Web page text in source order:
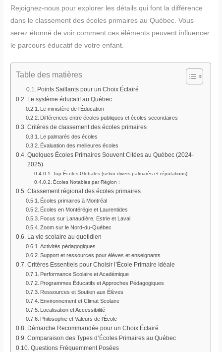
Rejoignez-nous pour explorer les détails qui font la différence
dans le classement des écoles primaires au Québec. Vous
serez étonné de voir comment ces éléments peuvent influencer
le parcours éducatif de votre enfant.
Table des matières
Points Saillants pour un Choix Éclairé
Le système éducatif au Québec
Le ministère de l’Éducation
Différences entre écoles publiques et écoles secondaires
Critères de classement des écoles primaires
Le palmarès des écoles
Évaluation des meilleures écoles
Quelques Écoles Primaires Souvent Citées au Québec (2024-
2025)
Top Écoles Globales (selon divers palmarès et réputations) :
Écoles Notables par Région :
Classement régional des écoles primaires
Écoles primaires à Montréal
Écoles en Montérégie et Laurentides
Focus sur Lanaudière, Estrie et Laval
Zoom sur le Nord-du-Québec
La vie scolaire au quotidien
Activités pédagogiques
Support et ressources pour élèves et enseignants
Critères Essentiels pour Choisir l’École Primaire Idéale
Performance Scolaire et Académique
Programmes Éducatifs et Approches Pédagogiques
Ressources et Soutien aux Élèves
Environnement et Climat Scolaire
Localisation et Accessibilité
Philosophie et Valeurs de l’École
Démarche Recommandée pour un Choix Éclairé
Comparaison des Types d’Écoles Primaires au Québec
Questions Fréquemment Posées